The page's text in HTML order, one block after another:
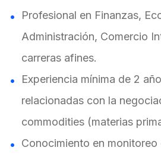
Profesional en Finanzas,
Administración, Comercio
carreras afines.
Experiencia mínima de 2
relacionadas con la
commodities (materias
Conocimiento en